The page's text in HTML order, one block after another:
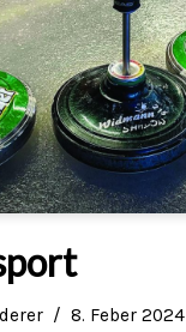
8. Feber 2024